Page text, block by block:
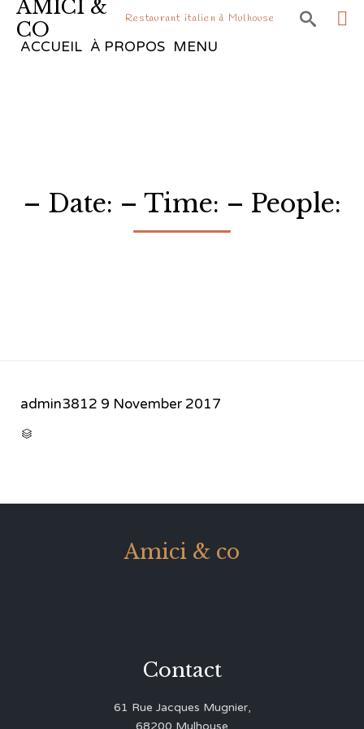
AMICI &
CO
Restaurant italien à Mulhouse 
ACCUEIL À PROPOS MENU
– Date: – Time: – People:
admin3812 9 November 2017

Amici & co
Contact
61 Rue Jacques Mugnier,